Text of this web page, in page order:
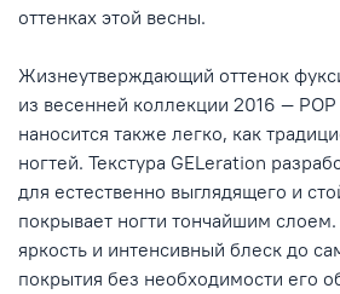
оттенках этой весны.
Жизнеутверждающий оттенок
из весенней коллекции 2016 — POP
наносится также легко, как
ногтей. Текстура GELeration
для естественно выглядящего и
покрывает ногти тончайшим
яркость и интенсивный блеск до
покрытия без необходимости его